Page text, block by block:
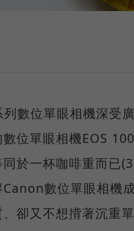
數位單眼相機深受
位單眼相機EOS
於一杯咖啡重而已
數位單眼相機
卻又不想揹著沉重